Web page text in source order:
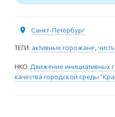
Санкт-Петербург
ТЕГИ: активные горожане,
НКО: Движение инициативных
качества городской среды